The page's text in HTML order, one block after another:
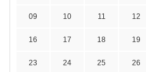
09 10 11 12
16 17 18 19
23 24 25 26